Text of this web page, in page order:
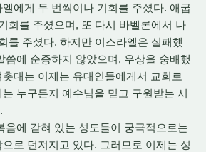
에게 두 번씩이나 기회를 주셨다. 애굽
회를 주셨으며, 또 다시 바벨론에서 나
를 주셨다. 하지만 이스라엘은 실패했
씀에 순종하지 않았으며, 우상을 숭배했
대는 이제는 유대인들에게서 교회로
누구든지 예수님을 믿고 구원받는 시
음에 갇혀 있는 성도들이 궁극적으로는
로 던져지고 있다. 그러므로 이제는 성